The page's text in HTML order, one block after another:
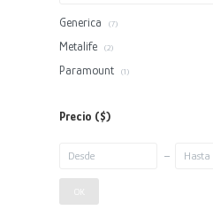
Generica (7)
Metalife (2)
Paramount (1)
Precio ($)